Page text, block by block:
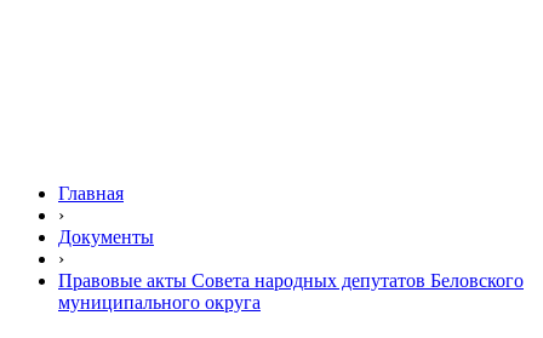
Главная
›
Документы
›
Правовые акты Совета народных депутатов Беловского
муниципального округа